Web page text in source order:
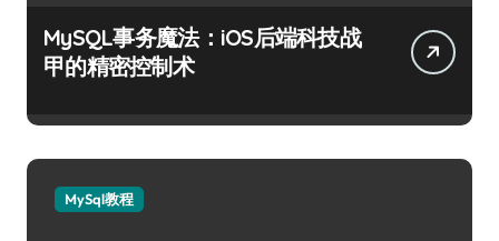
MySQL事务魔法：iOS后端科技战
甲的精密控制术
MySql教程